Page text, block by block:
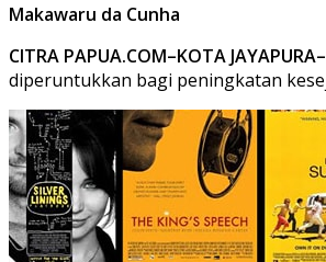
Makawaru da Cunha
CITRA PAPUA.COM–KOTA JAYAPURA–
diperuntukkan bagi peningkatan